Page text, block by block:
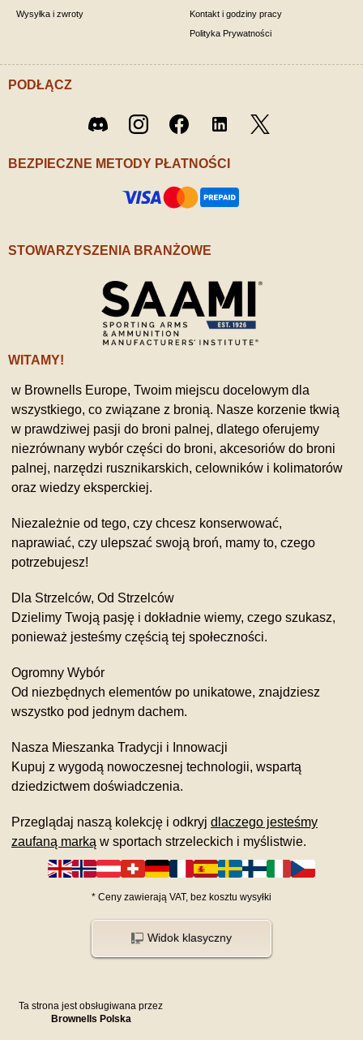
Wysyłka i zwroty
Kontakt i godziny pracy
Polityka Prywatności
PODŁĄCZ
Discord Instagram Facebook LinkedIn
BEZPIECZNE METODY PŁATNOŚCI
STOWARZYSZENIA BRANŻOWE
WITAMY!
w Brownells Europe, Twoim miejscu docelowym dla
wszystkiego, co związane z bronią. Nasze korzenie tkwią
w prawdziwej pasji do broni palnej, dlatego oferujemy
niezrównany wybór części do broni, akcesoriów do broni
palnej, narzędzi rusznikarskich, celowników i kolimatorów
oraz wiedzy eksperckiej.
Niezależnie od tego, czy chcesz konserwować,
naprawiać, czy ulepszać swoją broń, mamy to, czego
potrzebujesz!
Dla Strzelców, Od Strzelców
Dzielimy Twoją pasję i dokładnie wiemy, czego szukasz,
ponieważ jesteśmy częścią tej społeczności.
Ogromny Wybór
Od niezbędnych elementów po unikatowe, znajdziesz
wszystko pod jednym dachem.
Nasza Mieszanka Tradycji i Innowacji
Kupuj z wygodą nowoczesnej technologii, wspartą
dziedzictwem doświadczenia.
Przeglądaj naszą kolekcję i odkryj dlaczego jesteśmy
zaufaną marką w sportach strzeleckich i myślistwie.
* Ceny zawierają VAT, bez kosztu wysyłki
Widok klasyczny
Ta strona jest obsługiwana przez
Brownells Polska